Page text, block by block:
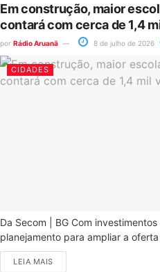
Em construção, maior
contará com cerca de 1,4
por Rádio Aruanã 8 de julho de 2026
CIDADES
Da Secom | BG Com
planejamento para ampliar a
LEIA MAIS